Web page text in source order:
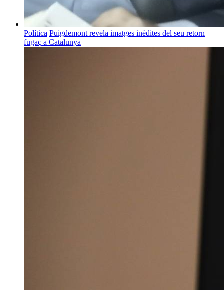
Política Puigdemont revela imatges inèdites del seu retorn
fugaç a Catalunya